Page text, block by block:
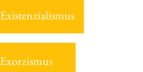
Existenzialismus
Exorzismus